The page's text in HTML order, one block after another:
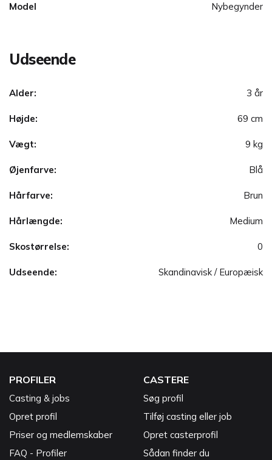
Model Nybegynder
Udseende
Alder: 3 år
Højde: 69 cm
Vægt: 9 kg
Øjenfarve: Blå
Hårfarve: Brun
Hårlængde: Medium
Skostørrelse: 0
Udseende: Skandinavisk / Europæisk
PROFILER
Casting & jobs
Opret profil
Priser og medlemskaber
FAQ - Profiler
CASTERE
Søg profil
Tilføj casting eller job
Opret casterprofil
Sådan finder du